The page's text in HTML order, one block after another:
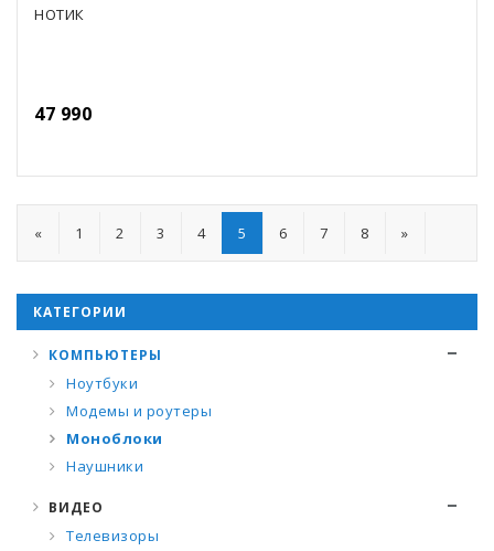
НОТИК
47 990
« 1 2 3 4 5 6 7 8 »
КАТЕГОРИИ
КОМПЬЮТЕРЫ
Ноутбуки
Модемы и роутеры
Моноблоки
Наушники
ВИДЕО
Телевизоры